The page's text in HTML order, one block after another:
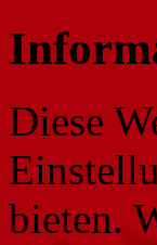
Diese
bieten.